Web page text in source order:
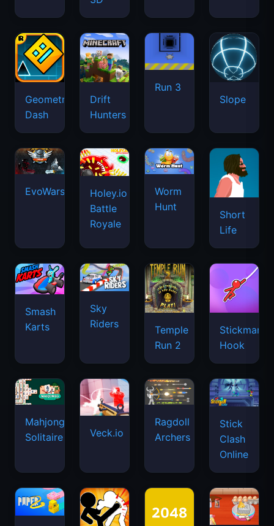
Geometry
Dash
Drift
Hunters
Run 3
Slope
EvoWars.io
Holey.io
Battle
Royale
Worm
Hunt
Short
Life
Smash
Karts
Sky
Riders
Temple
Run 2
Stickman
Hook
Mahjongg
Solitaire
Veck.io
Ragdoll
Archers
Stick
Clash
Online